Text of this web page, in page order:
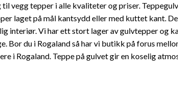
vegg tepper i alle kvaliteter og priser.
laget på mål kantsydd eller med kuttet kant.
interiør. Vi har ett stort lager av gulvtepper og
Bor du i Rogaland så har vi butikk på forus
i Rogaland. Teppe på gulvet gir en koselig